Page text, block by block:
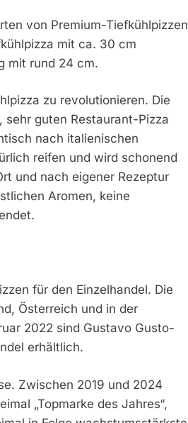
von Premium-Tiefkühlpizzen
mit ca. 30 cm
mit rund 24 cm.
zu revolutionieren. Die
guten Restaurant-Pizza
nach italienischen
reifen und wird schonend
und nach eigener Rezeptur
Aromen, keine
für den Einzelhandel. Die
Österreich und in der
2022 sind Gustavo Gusto-
erhältlich.
Zwischen 2019 und 2024
„Topmarke des Jahres“,